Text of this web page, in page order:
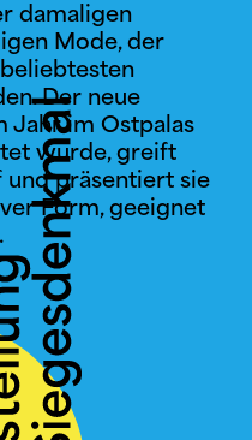
damaligen
Mode, der
Der neue
Jahr im Ostpalas
wurde, greift
und präsentiert sie
Form, geeignet